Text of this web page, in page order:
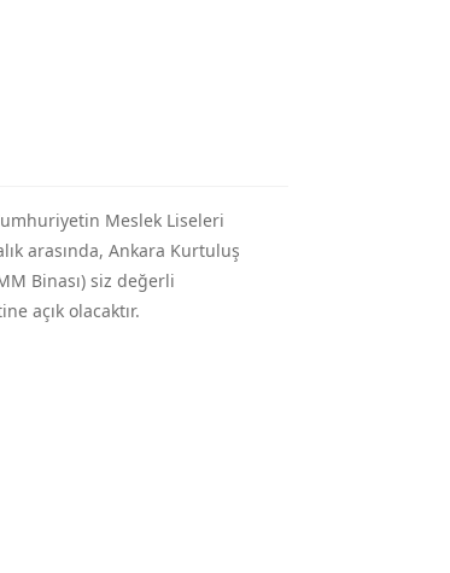
Meslek Liseleri
arasında, Ankara Kurtuluş
Binası) siz değerli
açık olacaktır.